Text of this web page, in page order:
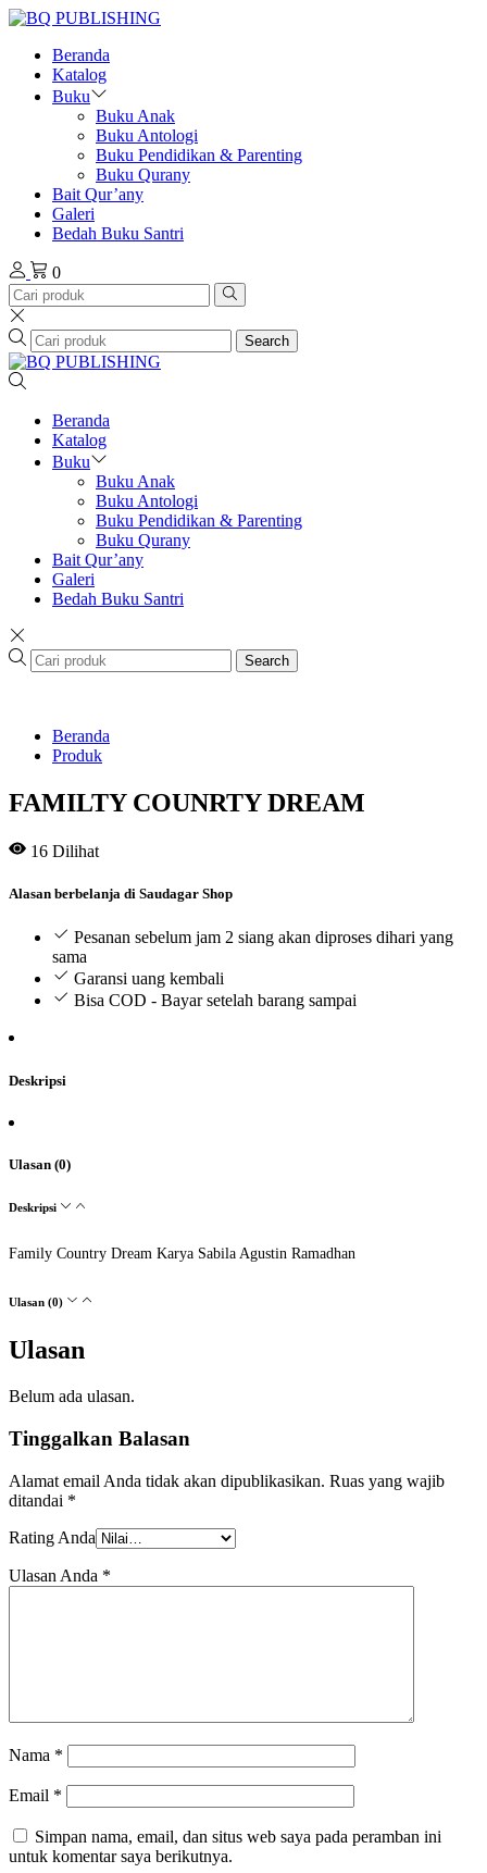
Beranda
Katalog
Buku
Buku Anak
Buku Antologi
Buku Pendidikan & Parenting
Buku Qurany
Bait Qur’any
Galeri
Bedah Buku Santri
0
Search
Beranda
Katalog
Buku
Buku Anak
Buku Antologi
Buku Pendidikan & Parenting
Buku Qurany
Bait Qur’any
Galeri
Bedah Buku Santri
Search
Beranda
Produk
FAMILTY COUNRTY DREAM
16 Dilihat
Alasan berbelanja di Saudagar Shop
Pesanan sebelum jam 2 siang akan diproses dihari yang
sama
Garansi uang kembali
Bisa COD - Bayar setelah barang sampai
Deskripsi
Ulasan (0)
Deskripsi
Family Country Dream Karya Sabila Agustin Ramadhan
Ulasan (0)
Ulasan
Belum ada ulasan.
Tinggalkan Balasan
Alamat email Anda tidak akan dipublikasikan. Ruas yang wajib
ditandai *
Rating Anda
Ulasan Anda *
Nama *
Email *
Simpan nama, email, dan situs web saya pada peramban ini
untuk komentar saya berikutnya.